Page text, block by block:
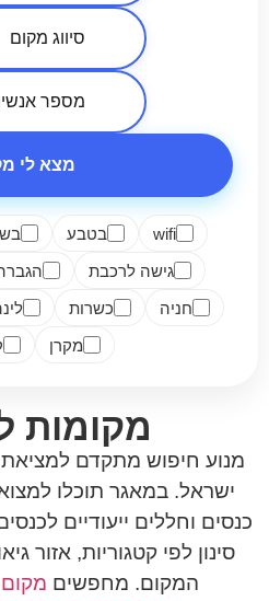
מצא לי
wifi בטבע
גישה לרכבת
חניה
כשרות
מקרן
מקומות
מנוע חיפוש מתקדם
ישראל. במאגר תוכלו
כנסים וחללים ייעודיים
סינון לפי קטגוריות, אזור
המקום. מחפשים